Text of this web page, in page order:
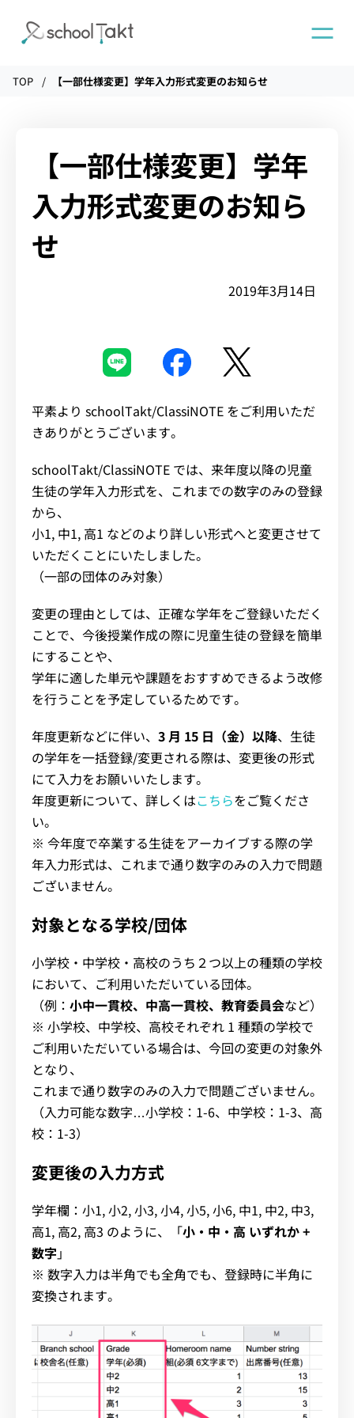
機能
タクトAI
導入事例
導入実績
イベント・セミナー
お知らせ
よくある質問
TOP 【一部仕様変更】学年入力形式変更のお知らせ
【一部仕様変更】学年
入力形式変更のお知ら
せ
2019年3月14日
平素より schoolTakt/ClassiNOTE をご利用いただ
きありがとうございます。
schoolTakt/ClassiNOTE では、来年度以降の児童
生徒の学年入力形式を、これまでの数字のみの登録
から、
小1, 中1, 高1 などのより詳しい形式へと変更させて
いただくことにいたしました。
（一部の団体のみ対象）
変更の理由としては、正確な学年をご登録いただく
ことで、今後授業作成の際に児童生徒の登録を簡単
にすることや、
学年に適した単元や課題をおすすめできるよう改修
を行うことを予定しているためです。
年度更新などに伴い、 3 月 15 日（金）以降、生徒
の学年を一括登録/変更される際は、変更後の形式
にて入力をお願いいたします。
年度更新について、詳しくはこちらをご覧くださ
い。
※ 今年度で卒業する生徒をアーカイブする際の学
年入力形式は、これまで通り数字のみの入力で問題
ございません。
対象となる学校/団体
小学校・中学校・高校のうち２つ以上の種類の学校
において、ご利用いただいている団体。
（例： 小中一貫校、中高一貫校、教育委員会など）
※ 小学校、中学校、高校それぞれ 1 種類の学校で
ご利用いただいている場合は、今回の変更の対象外
となり、
これまで通り数字のみの入力で問題ございません。
（入力可能な数字…小学校：1-6、中学校：1-3、高
校：1-3）
変更後の入力方式
学年欄：小1, 小2, 小3, 小4, 小5, 小6, 中1, 中2, 中3,
高1, 高2, 高3 のように、「小・中・高 いずれか +
数字 」
※ 数字入力は半角でも全角でも、登録時に半角に
変換されます。